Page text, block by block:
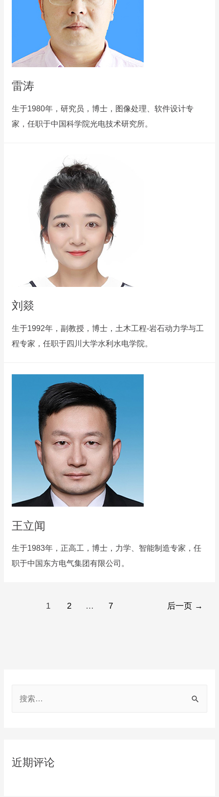
h
近期评论
雷涛
生于1980年，研究员，博士，图像处理、软件设计专
家，任职于中国科学院光电技术研究所。
刘燚
生于1992年，副教授，博士，土木工程-岩石动力学与工
程专家，任职于四川大学水利水电学院。
王立闻
生于1983年，正高工，博士，力学、智能制造专家，任
职于中国东方电气集团有限公司。
1 2 … 7 后一页 →